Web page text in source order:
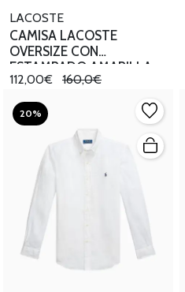
LACOSTE
CAMISA LACOSTE
OVERSIZE CON
ESTAMPADO AMARILLA
112,00€ 160,0€
20%